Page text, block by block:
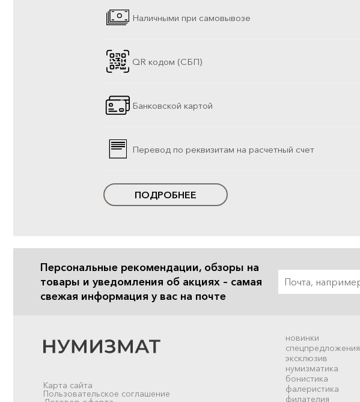
Наличными при самовывозе
QR кодом (СБП)
Банковской картой
Перевод по реквизитам на расчетный счет
ПОДРОБНЕЕ
Персональные рекомендации, обзоры на
товары и уведомления об акциях – самая
свежая информация у вас на почте
новинки
спецпредложения
эксклюзив
нумизматика
бонистика
фалеристика
филателия
Карта сайта
Пользовательское соглашение